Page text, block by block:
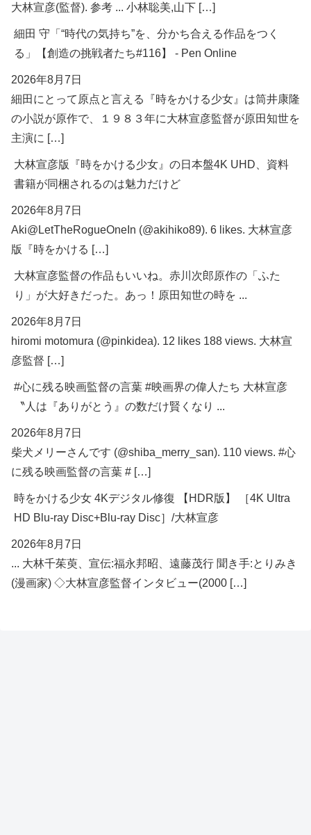
大林宣彦(監督). 参考 ... 小林聡美,山下 […]
細田 守「“時代の気持ち”を、分かち合える作品をつく
る」【創造の挑戦者たち#116】 - Pen Online
2026年8月7日
細田にとって原点と言える『時をかける少女』は筒井康隆
の小説が原作で、１９８３年に大林宣彦監督が原田知世を
主演に […]
大林宣彦版『時をかける少女』の日本盤4K UHD、資料
書籍が同梱されるのは魅力だけど
2026年8月7日
Aki@LetTheRogueOneIn (@akihiko89). 6 likes. 大林宣彦
版『時をかける […]
大林宣彦監督の作品もいいね。赤川次郎原作の「ふた
り」が大好きだった。あっ！原田知世の時を ...
2026年8月7日
hiromi motomura (@pinkidea). 12 likes 188 views. 大林宣
彦監督 […]
#心に残る映画監督の言葉 #映画界の偉人たち 大林宣彦
〝人は『ありがとう』の数だけ賢くなり ...
2026年8月7日
柴犬メリーさんです (@shiba_merry_san). 110 views. #心
に残る映画監督の言葉 # […]
時をかける少女 4Kデジタル修復 【HDR版】 ［4K Ultra
HD Blu-ray Disc+Blu-ray Disc］/大林宣彦
2026年8月7日
... 大林千茱萸、宣伝:福永邦昭、遠藤茂行 聞き手:とりみき
(漫画家) ◇大林宣彦監督インタビュー(2000 […]